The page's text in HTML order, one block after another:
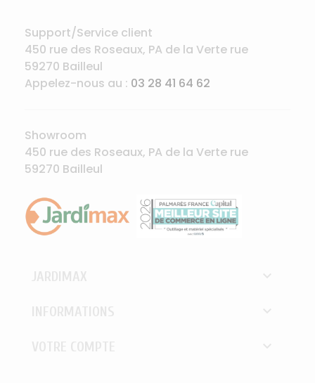
Support/Service client
450 rue des Roseaux, PA de la Verte rue
59270 Bailleul
Appelez-nous au : 03 28 41 64 62
Showroom
450 rue des Roseaux, PA de la Verte rue
59270 Bailleul


